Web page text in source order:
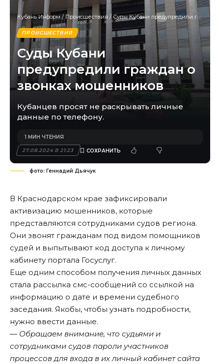
Кубань Информ / Происшествия /Суды Кубани предупредили граждан о звонках мошенников
ПРОИСШЕСТВИЯ
Суды Кубани
предупредили граждан о
звонках мошенников
Кубанцев просят не раскрывать личные
данные по телефону.
27.08.2024 В 21:23
1 МИН ЧТЕНИЯ
фото: Геннадий Дьячук
В Краснодарском крае зафиксировали
активизацию мошенников, которые
представляются сотрудниками судов региона.
Они звонят гражданам под видом помощников
судей и выпытывают код доступа к личному
кабинету портала Госуслуг.
Еще одним способом получения личных данных
стала рассылка смс-сообщений со ссылкой на
информацию о дате и времени судебного
заседания. Якобы, чтобы узнать подробности,
нужно ввести данные.
― Обращаем внимание, что судьями и
сотрудниками судов пароли участников
процессов для входа в их личный кабинет сайта